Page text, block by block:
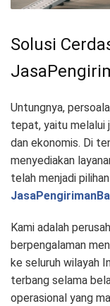
Solusi
Untungnya,
tepat, yaitu melalui
dan ekonomis. Di
menyediakan
telah menjadi
Kami adalah
berpengalaman
ke seluruh wilayah
terbang selama
operasional yang